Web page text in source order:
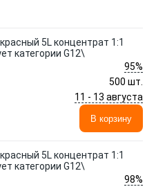
5L концентрат 1:1
категории G12\
95%
500 шт.
11 - 13 августа
В корзину
5L концентрат 1:1
категории G12\
98%